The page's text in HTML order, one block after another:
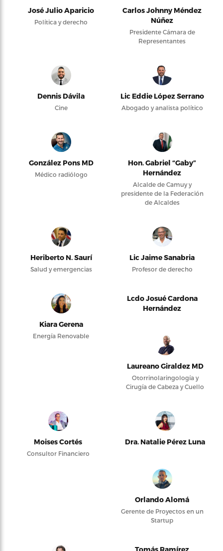
José Julio Aparicio
Política y derecho
Carlos Johnny Méndez
Núñez
Presidente Cámara de
Representantes
Dennis Dávila
Cine
Lic Eddie López Serrano
Abogado y analista político
González Pons MD
Médico radiólogo
Hon. Gabriel “Gaby”
Hernández
Alcalde de Camuy y
presidente de la Federación
de Alcaldes
Heriberto N. Saurí
Salud y emergencias
Lic Jaime Sanabria
Profesor de derecho
Kiara Gerena
Energía Renovable
Lcdo Josué Cardona
Hernández
Laureano Giraldez MD
Otorrinolaringología y
Cirugía de Cabeza y Cuello
Moises Cortés
Consultor Financiero
Dra. Natalie Pérez Luna
Orlando Alomá
Gerente de Proyectos en un
Startup
Tomás Ramírez